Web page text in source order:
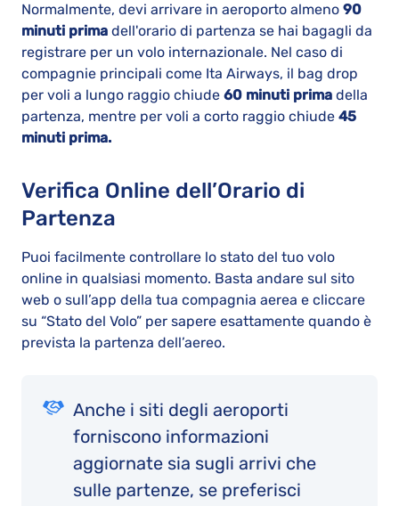
Normalmente, devi arrivare in aeroporto almeno 90
minuti prima dell'orario di partenza se hai bagagli da
registrare per un volo internazionale. Nel caso di
compagnie principali come Ita Airways, il bag drop
per voli a lungo raggio chiude 60 minuti prima della
partenza, mentre per voli a corto raggio chiude 45
minuti prima.
Verifica Online dell’Orario di
Partenza
Puoi facilmente controllare lo stato del tuo volo
online in qualsiasi momento. Basta andare sul sito
web o sull’app della tua compagnia aerea e cliccare
su “Stato del Volo” per sapere esattamente quando è
prevista la partenza dell’aereo.
Anche i siti degli aeroporti
forniscono informazioni
aggiornate sia sugli arrivi che
sulle partenze, se preferisci